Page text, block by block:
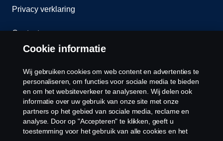
Privacy verklaring
Contact
Cookiebeleid
Cookies
Cookie informatie
Wij gebruiken cookies om web content en advertenties te
personaliseren, om functies voor sociale media te bieden
en om het websiteverkeer te analyseren. Wij delen ook
informatie over uw gebruik van onze site met onze
partners op het gebied van sociale media, reclame en
analyse. Door op "Accepteren" te klikken, geeft u
toestemming voor het gebruik van alle cookies en het